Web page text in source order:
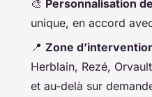
🎨 Personnalisation
unique, en accord
📍 Zone
Herblain, Rezé,
et au-delà sur